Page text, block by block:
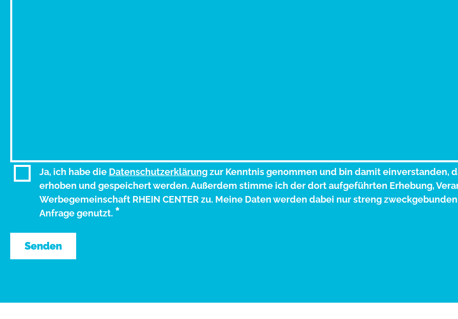
Ja, ich habe die Datenschutzerklärungzur Kenntnis genommen und bin damit einverstanden,
erhoben und gespeichert werden. Außerdem stimme ich der dort aufgeführten Erhebung,
Werbegemeinschaft RHEIN CENTER zu. Meine Daten werden dabei nur streng
Anfrage genutzt. *